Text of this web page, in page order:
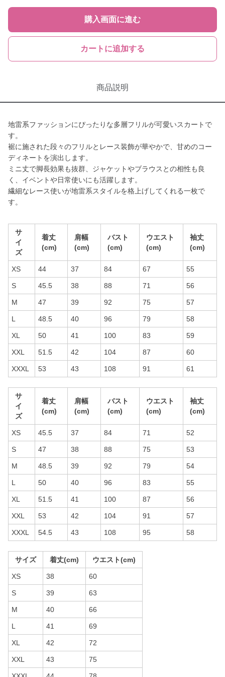
購入画面に進む
カートに追加する
商品説明
地雷系ファッションにぴったりな多層フリルが可愛いスカートで
す。
裾に施された段々のフリルとレース装飾が華やかで、甘めのコー
ディネートを演出します。
ミニ丈で脚長効果も抜群、ジャケットやブラウスとの相性も良
く、イベントや日常使いにも活躍します。
繊細なレース使いが地雷系スタイルを格上げしてくれる一枚で
す。
サ
イ
ズ
着丈
(cm)
肩幅
(cm)
バスト
(cm)
ウエスト
(cm)
袖丈
(cm)
XS 44 37 84 67 55
S 45.5 38 88 71 56
M 47 39 92 75 57
L 48.5 40 96 79 58
XL 50 41 100 83 59
XXL 51.5 42 104 87 60
XXXL 53 43 108 91 61
サ
イ
ズ
着丈
(cm)
肩幅
(cm)
バスト
(cm)
ウエスト
(cm)
袖丈
(cm)
XS 45.5 37 84 71 52
S 47 38 88 75 53
M 48.5 39 92 79 54
L 50 40 96 83 55
XL 51.5 41 100 87 56
XXL 53 42 104 91 57
XXXL 54.5 43 108 95 58
サイズ 着丈(cm) ウエスト(cm)
XS 38 60
S 39 63
M 40 66
L 41 69
XL 42 72
XXL 43 75